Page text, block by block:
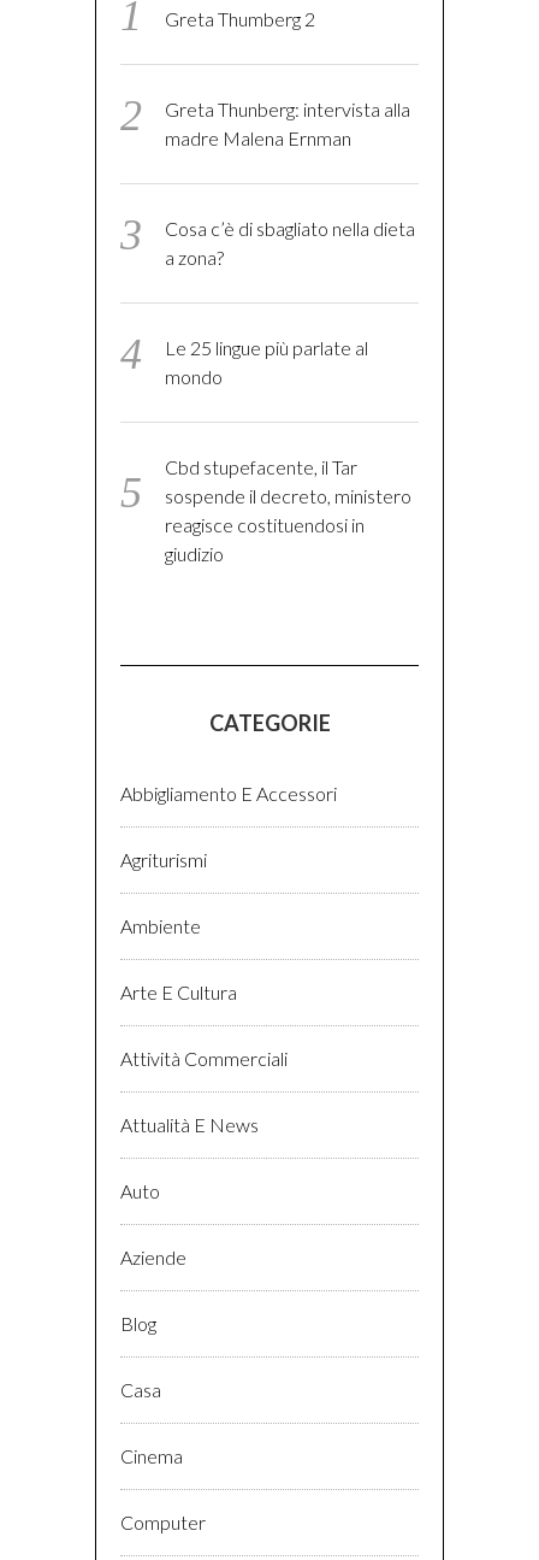
Greta Thumberg 2
Greta Thunberg: intervista alla
madre Malena Ernman
Cosa c’è di sbagliato nella dieta
a zona?
Le 25 lingue più parlate al
mondo
Cbd stupefacente, il Tar
sospende il decreto, ministero
reagisce costituendosi in
giudizio
CATEGORIE
Abbigliamento E Accessori
Agriturismi
Ambiente
Arte E Cultura
Attività Commerciali
Attualità E News
Auto
Aziende
Blog
Casa
Cinema
Computer